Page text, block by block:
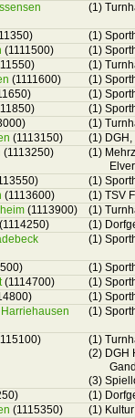
(1)
(1)
(1111500)
(1)
(1)
(1111600)
(1)
(1)
(1)
(1)
(1113150)
(1)
(1113250)
(1)
(1)
(1113600)
(1) TSV
(1113900)
(1)
(1114250)
(1)
(1)
(1)
(1114700)
(1)
(1)
(1)
(1)
(2) DGH
(3)
(1)
(1115350)
(1)